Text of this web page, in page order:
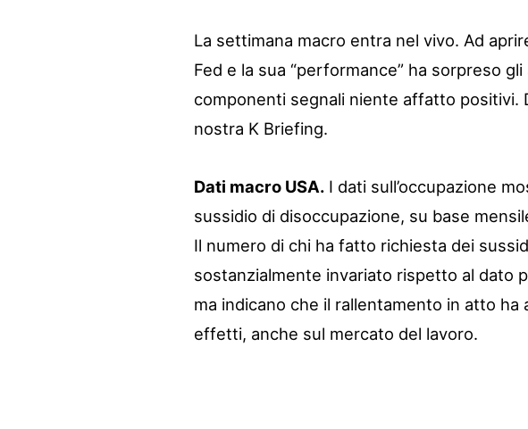
La settimana macro entra nel vivo. Ad
Fed e la sua “performance” ha sorpreso
componenti segnali niente affatto positivi.
nostra K Briefing.
Dati macro USA. I dati sull’occupazione
sussidio di disoccupazione, su base
Il numero di chi ha fatto richiesta dei
sostanzialmente invariato rispetto al dato
ma indicano che il rallentamento in atto ha
effetti, anche sul mercato del lavoro.